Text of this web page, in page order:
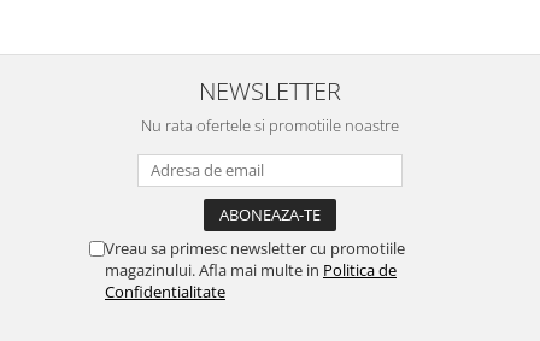
NEWSLETTER
Nu rata ofertele si promotiile noastre
Vreau sa primesc newsletter cu promotiile
magazinului. Afla mai multe in Politica de
Confidentialitate